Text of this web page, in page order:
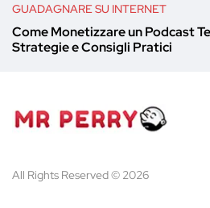
GUADAGNARE SU INTERNET
Come Monetizzare un Podcast
Strategie e Consigli Pratici
All Rights Reserved © 2026